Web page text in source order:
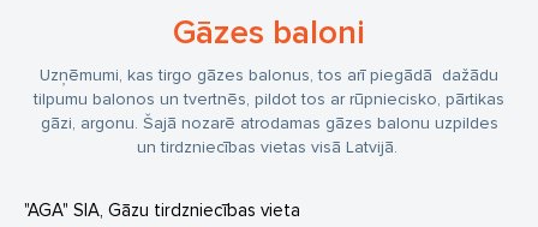
Gāzes baloni
Uzņēmumi, kas tirgo gāzes balonus, tos arī piegādā dažādu
tilpumu balonos un tvertnēs, pildot tos ar rūpniecisko, pārtikas
gāzi, argonu. Šajā nozarē atrodamas gāzes balonu uzpildes
un tirdzniecības vietas visā Latvijā.
"AGA" SIA, Gāzu tirdzniecības vieta